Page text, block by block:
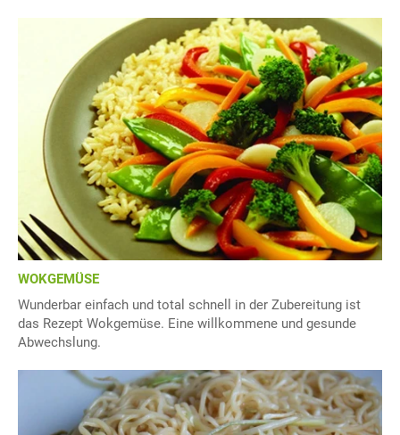
WOKGEMÜSE
Wunderbar einfach und total schnell in der Zubereitung ist
das Rezept Wokgemüse. Eine willkommene und gesunde
Abwechslung.